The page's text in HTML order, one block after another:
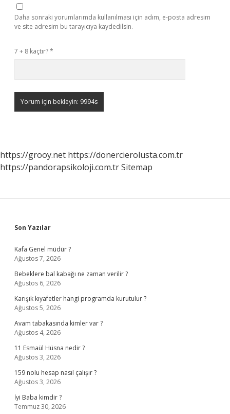
Daha sonraki yorumlarımda kullanılması için adım, e-posta adresim
ve site adresim bu tarayıcıya kaydedilsin.
7 + 8 kaçtır?*
https://grooy.net https://donercierolusta.com.tr
https://pandorapsikoloji.com.trSitemap
Sidebar
Son Yazılar
Kafa Genel müdür ?
Ağustos 7, 2026
Bebeklere bal kabağı ne zaman verilir ?
Ağustos 6, 2026
Karışık kıyafetler hangi programda kurutulur ?
Ağustos 5, 2026
Avam tabakasında kimler var ?
Ağustos 4, 2026
11 Esmaül Hüsna nedir ?
Ağustos 3, 2026
159 nolu hesap nasıl çalışır ?
Ağustos 3, 2026
İyi Baba kimdir ?
Temmuz 30, 2026